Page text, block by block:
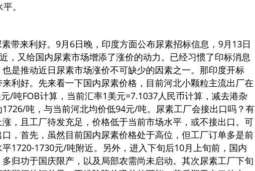
。
来利好。9月6日晚，印度方面公布尿素招标信息，9月13日
，又给国内尿素市场增添了涨价的动力。已经习惯了印标消息
是推动近日尿素市场涨价不可缺少的因素之一。那印度开标
利好。先来看一下国内尿素价格，目前河北小颗粒主流出厂在
/吨FOB计算，当前汇率1美元=7.1037人民币计算，减去港杂
吨，与当前河北均价低94元/吨。尿素工厂会接出口吗？有
，且工厂待发充足，价格低于当前市场水平，或不接出口。可
，首先，虽然目前国内尿素价格处于高位，但工厂订单多是前
1720-1730元/吨附近。另外，进入下旬后10月上旬前，国内
归功于国庆限产，以及局部农需尚未启动。其次尿素工厂下旬